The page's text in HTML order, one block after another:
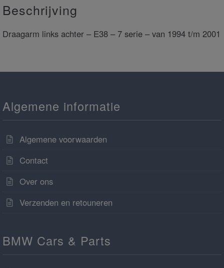
Beschrijving
Draagarm links achter – E38 – 7 serie – van 1994 t/m 2001
Algemene informatie
Algemene voorwaarden
Contact
Over ons
Verzenden en retouneren
BMW Cars & Parts